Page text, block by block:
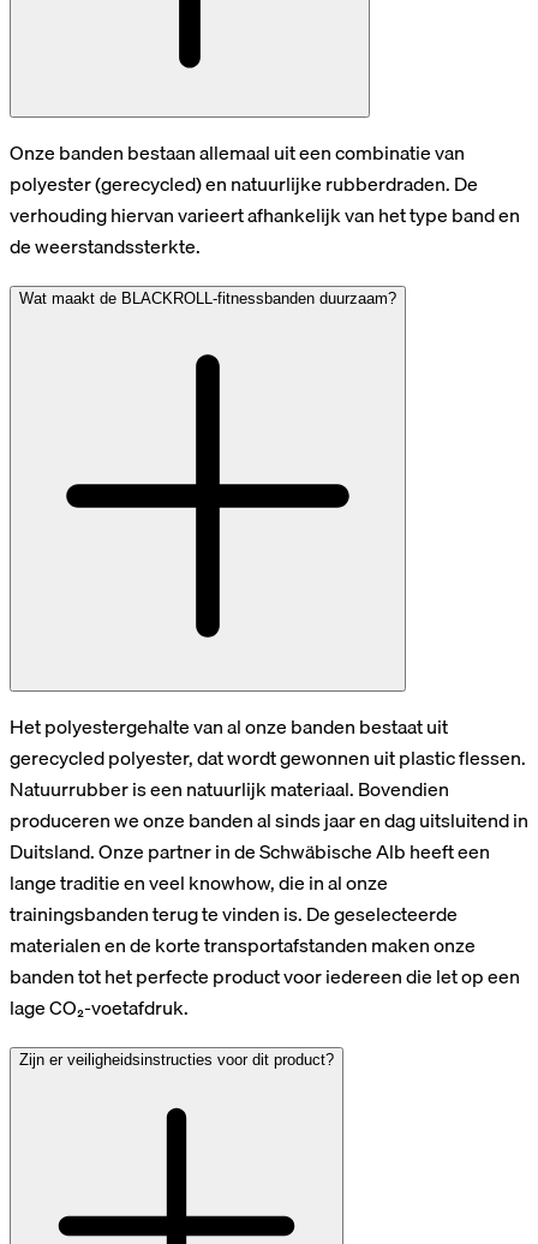
Onze banden bestaan allemaal uit een combinatie van
polyester (gerecycled) en natuurlijke rubberdraden. De
verhouding hiervan varieert afhankelijk van het type band en
de weerstandssterkte.
Wat maakt de BLACKROLL-fitnessbanden duurzaam?
Het polyestergehalte van al onze banden bestaat uit
gerecycled polyester, dat wordt gewonnen uit plastic flessen.
Natuurrubber is een natuurlijk materiaal. Bovendien
produceren we onze banden al sinds jaar en dag uitsluitend in
Duitsland. Onze partner in de Schwäbische Alb heeft een
lange traditie en veel knowhow, die in al onze
trainingsbanden terug te vinden is. De geselecteerde
materialen en de korte transportafstanden maken onze
banden tot het perfecte product voor iedereen die let op een
lage CO₂-voetafdruk.
Zijn er veiligheidsinstructies voor dit product?